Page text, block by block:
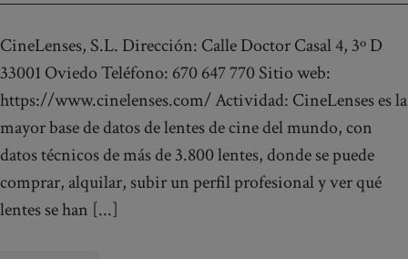
CineLenses, S.L. Dirección: Calle Doctor Casal 4, 3º D
33001 Oviedo Teléfono: 670 647 770 Sitio web:
https://www.cinelenses.com/ Actividad: CineLenses es la
mayor base de datos de lentes de cine del mundo, con
datos técnicos de más de 3.800 lentes, donde se puede
comprar, alquilar, subir un perfil profesional y ver qué
lentes se han [...]